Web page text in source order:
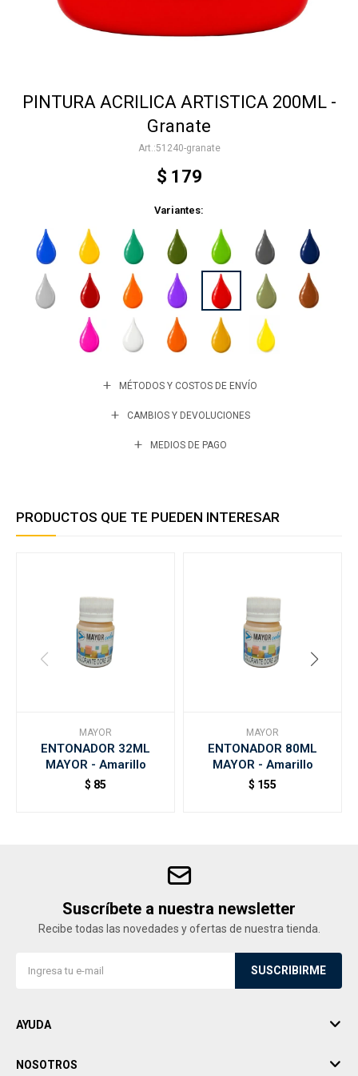
PINTURA ACRILICA ARTISTICA 200ML -
Granate
51240-granate
$ 179
Variantes:
MÉTODOS Y COSTOS DE ENVÍO
CAMBIOS Y DEVOLUCIONES
MEDIOS DE PAGO
PRODUCTOS QUE TE PUEDEN INTERESAR
MAYOR
ENTONADOR 32ML
MAYOR - Amarillo
$ 85
MAYOR
ENTONADOR 80ML
MAYOR - Amarillo
$ 155
Suscríbete a nuestra newsletter
Recibe todas las novedades y ofertas de nuestra tienda.
SUSCRIBIRME
AYUDA
NOSOTROS
Varios